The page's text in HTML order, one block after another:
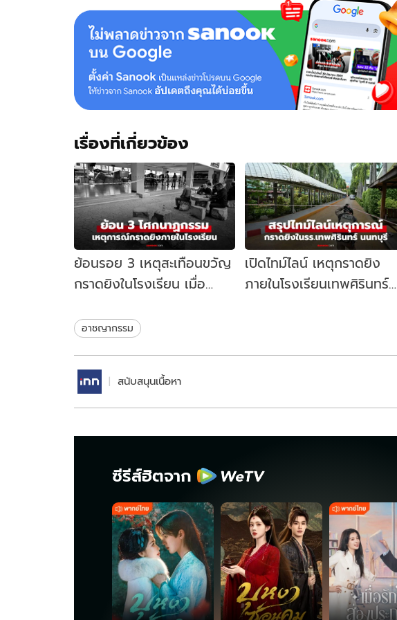
เรื่องที่เกี่ยวข้อง
ย้อนรอย 3 เหตุสะเทือนขวัญ
กราดยิงในโรงเรียน เมื่อ
ปลอดภัย
เปิดไทม์ไลน์ เหตุกราดยิง
ภายในโรงเรียนเทพศิรินทร์
อาชญากรรม
สนับสนุนเนื้อหา
ซีรีส์ฮิตจาก